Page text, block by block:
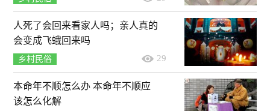
人死了会回来看家人吗；亲人真的
会变成飞蛾回来吗
乡村民俗 29
本命年不顺怎么办 本命年不顺应
该怎么化解